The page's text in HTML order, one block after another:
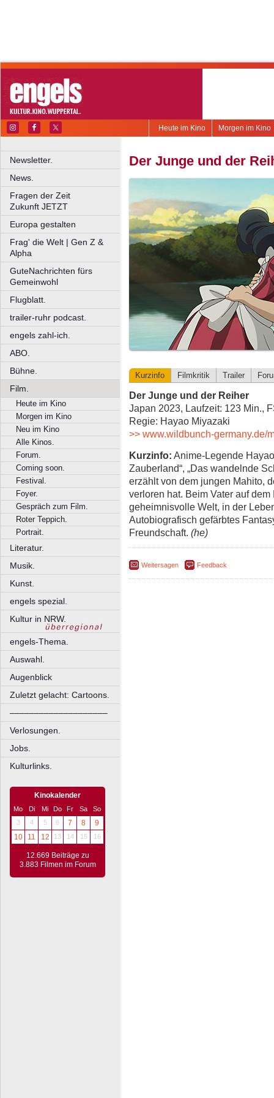
Morgen im Kino
Heute im Kino
Newsletter.
News.
Fragen der Zeit
Zukunft JETZT
Europa gestalten
Frag' die Welt | Gen Z &
Alpha
GuteNachrichten fürs
Gemeinwohl
Flugblatt.
trailer-ruhr podcast.
engels zahl-ich.
ABO.
Bühne.
Film.
Heute im Kino
Morgen im Kino
Neu im Kino
Alle Kinos.
Forum.
Coming soon.
Festival.
Foyer.
Gespräch zum Film.
Roter Teppich.
Portrait.
Literatur.
Musik.
Kunst.
engels spezial.
Kultur in NRW.
engels-Thema.
Auswahl.
Augenblick
Zuletzt gelacht: Cartoons.
––––––––––––––––––––
Verlosungen.
Jobs.
Kulturlinks.
Kinokalender
Mo Di Mi Do Fr Sa
So
3
4 5 6 7 8
9
10
11 12 13 14 15 16
12.669 Beiträge zu
3.883 Filmen im Forum
Der Junge und der
Kurzinfo Filmkritik Trailer
Der Junge und der Reiher
Japan 2023, Laufzeit: 123 Min.,
Regie: Hayao Miyazaki
>> www.wildbunch-germany.de/
Kurzinfo: Anime-Legende
Zauberland“, „Das wandelnde
erzählt von dem jungen Mahito,
verloren hat. Beim Vater auf
geheimnisvolle Welt, in der
Autobiografisch gefärbtes
Freundschaft. (he)
Weitersagen Feedback